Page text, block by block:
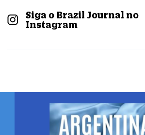
Siga o Brazil Journal no
Instagram